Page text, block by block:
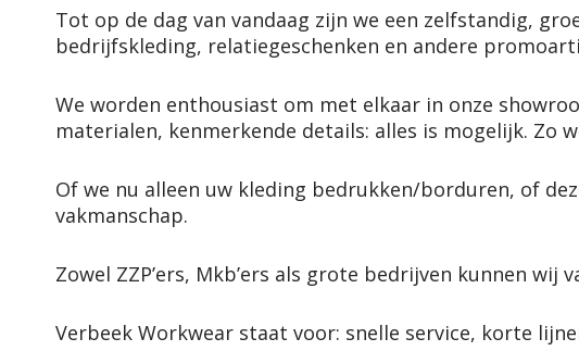
Tot op de dag van vandaag zijn we een zelfstandig,
bedrijfskleding, relatiegeschenken en andere
We worden enthousiast om met elkaar in onze
materialen, kenmerkende details: alles is mogelijk.
Of we nu alleen uw kleding bedrukken/borduren, of
vakmanschap.
Zowel ZZP’ers, Mkb’ers als grote bedrijven kunnen
Verbeek Workwear staat voor: snelle service, korte